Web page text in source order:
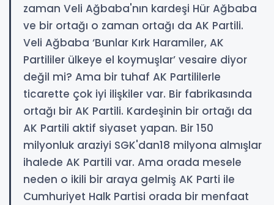
zaman Veli Ağbaba'nın kardeşi Hür Ağbaba
ve bir ortağı o zaman ortağı da AK Partili.
Veli Ağbaba ‘Bunlar Kırk Haramiler, AK
Partililer ülkeye el koymuşlar’ vesaire diyor
değil mi? Ama bir tuhaf AK Partililerle
ticarette çok iyi ilişkiler var. Bir fabrikasında
ortağı bir AK Partili. Kardeşinin bir ortağı da
AK Partili aktif siyaset yapan. Bir 150
milyonluk araziyi SGK'dan18 milyona almışlar
ihalede AK Partili var. Ama orada mesele
neden o ikili bir araya gelmiş AK Parti ile
Cumhuriyet Halk Partisi orada bir menfaat